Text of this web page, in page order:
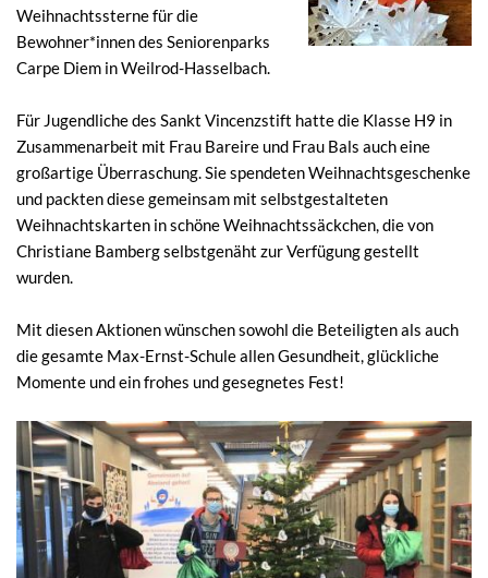
Weihnachtssterne für die
Bewohner*innen des Seniorenparks
Carpe Diem in Weilrod-Hasselbach.
Für Jugendliche des Sankt Vincenzstift hatte die Klasse H9 in
Zusammenarbeit mit Frau Bareire und Frau Bals auch eine
großartige Überraschung. Sie spendeten Weihnachtsgeschenke
und packten diese gemeinsam mit selbstgestalteten
Weihnachtskarten in schöne Weihnachtssäckchen, die von
Christiane Bamberg selbstgenäht zur Verfügung gestellt
wurden.
Mit diesen Aktionen wünschen sowohl die Beteiligten als auch
die gesamte Max-Ernst-Schule allen Gesundheit, glückliche
Momente und ein frohes und gesegnetes Fest!